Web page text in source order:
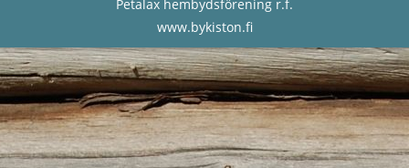
Petalax hembydsförening r.f.
www.bykiston.fi